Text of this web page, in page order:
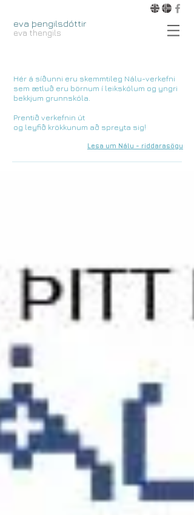
eva þengilsdóttir
eva thengils
Hér á síðunni eru skemmtileg Nálu-verkefni
sem ætluð eru börnum í leikskólum og yngri
bekkjum grunnskóla.
Prentið verkefnin út
og leyfið krökkunum að spreyta sig!
Lesa um Nálu - riddarasögu